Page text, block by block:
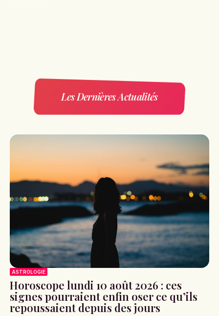
Les Dernières Actualités
ASTROLOGIE
Horoscope lundi 10 août 2026 : ces
signes pourraient enfin oser ce qu’ils
repoussaient depuis des jours